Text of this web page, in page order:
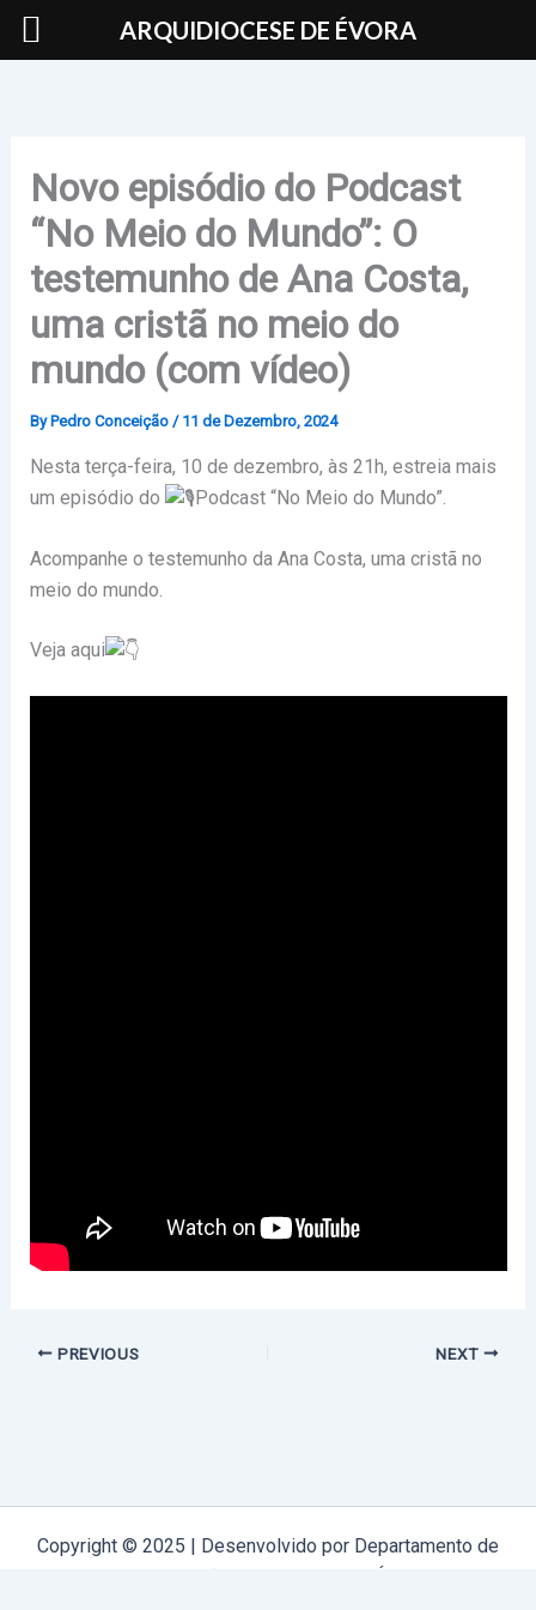
Skip
Novo episódio do Podcast
“No Meio do Mundo”: O
testemunho de Ana Costa,
uma cristã no meio do
mundo (com vídeo)
By Pedro Conceição / 11 de Dezembro, 2024
Nesta terça-feira, 10 de dezembro, às 21h, estreia mais
um episódio do
Podcast “No Meio do Mundo”.
Acompanhe o testemunho da Ana Costa, uma cristã no
meio do mundo.
Veja aqui
PREVIOUS NEXT
Copyright © 2025 | Desenvolvido por Departamento de
ARQUIDIOCESE DE ÉVORA